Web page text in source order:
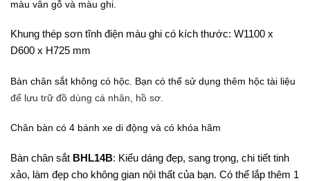
màu vân gỗ và màu ghi.
Khung thép sơn tĩnh điện màu ghi có kích thước: W1100 x
D600 x H725 mm
Bàn chân sắt không có hộc. Bạn có thể sử dụng thêm hộc tài liệu
để lưu trữ đồ dùng cá nhân, hồ sơ.
Chân bàn có 4 bánh xe di động và có khóa hãm
Bàn chân sắt BHL14B: Kiểu dáng đẹp, sang trọng, chi tiết tinh
xảo, làm đẹp cho không gian nội thất của bạn. Có thể lắp thêm 1